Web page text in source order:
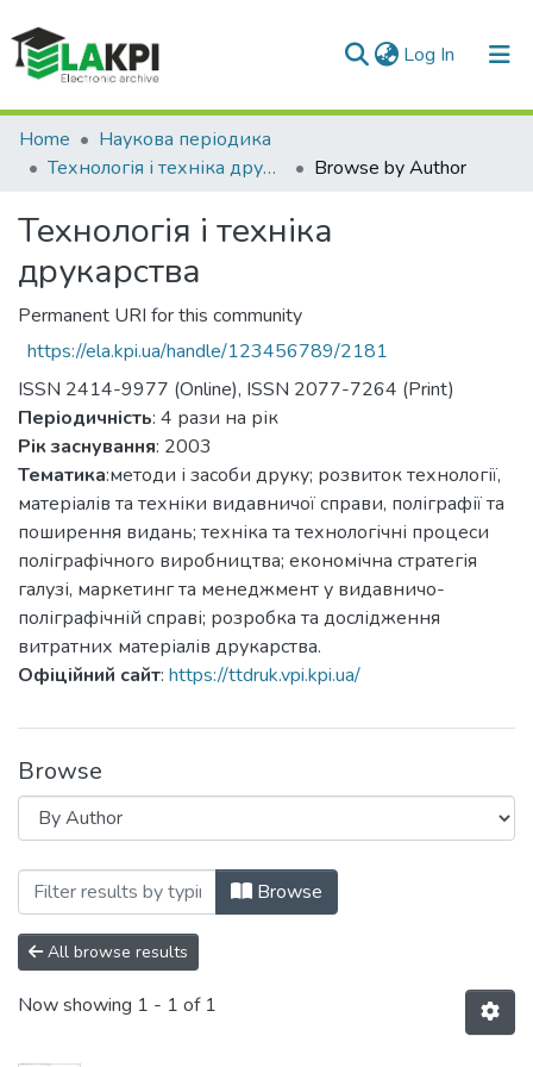
Log In (current)
Communities & Collections
All of DSpace
Home
Наукова періодика
Технологія і техніка друкарства
Browse by Author
Технологія і техніка
друкарства
Permanent URI for this community
https://ela.kpi.ua/handle/123456789/2181
ISSN 2414-9977 (Online), ISSN 2077-7264 (Print)
Періодичність: 4 рази на рік
Рік заснування: 2003
Тематика:методи і засоби друку; розвиток технології,
матеріалів та техніки видавничої справи, поліграфії та
поширення видань; техніка та технологічні процеси
поліграфічного виробництва; економічна стратегія
галузі, маркетинг та менеджмент у видавничо-
поліграфічній справі; розробка та дослідження
витратних матеріалів друкарства.
Офіційний сайт: https://ttdruk.vpi.kpi.ua/
Browse
Browsing Технологія і техніка
Browse
All browse results
Now showing 1 - 1 of 1